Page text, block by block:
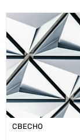
СВЕСНО